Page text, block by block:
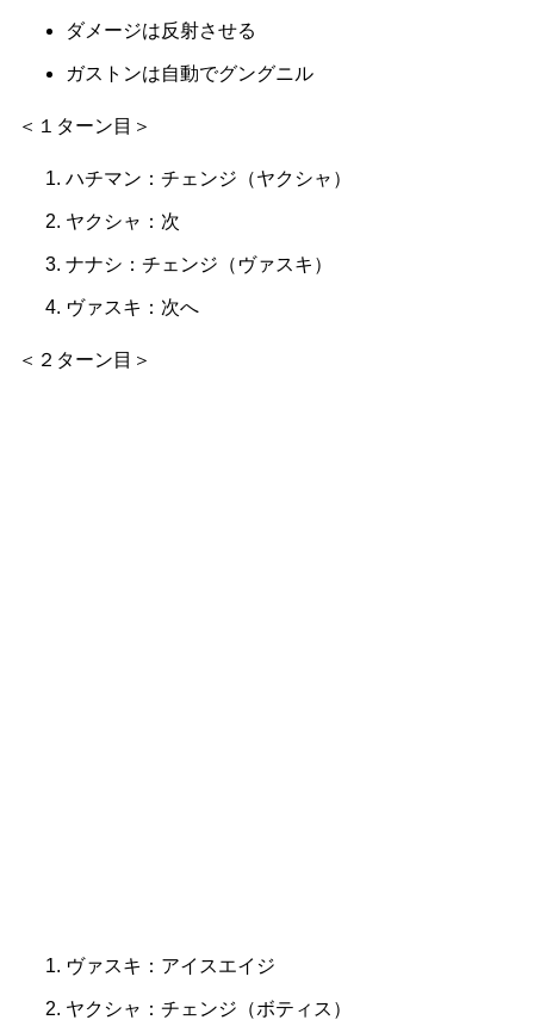
ダメージは反射させる
ガストンは自動でグングニル
＜１ターン目＞
ハチマン：チェンジ（ヤクシャ）
ヤクシャ：次
ナナシ：チェンジ（ヴァスキ）
ヴァスキ：次へ
＜２ターン目＞
ヴァスキ：アイスエイジ
ヤクシャ：チェンジ（ボティス）